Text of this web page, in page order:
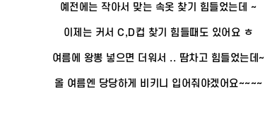
예전에는 작아서 맞는 속옷 찾기 힘들었는데 ~
이제는 커서 C,D컵 찾기 힘들때도 있어요 ㅎ
여름에 왕뽕 넣으면 더워서 .. 땀차고 힘들었는데~
올 여름엔 당당하게 비키니 입어줘야겠어요~~~~